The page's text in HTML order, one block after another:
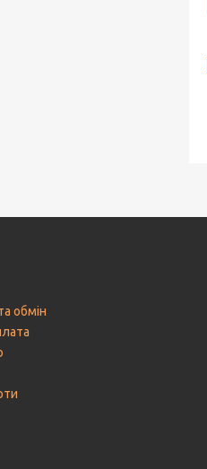
обмін